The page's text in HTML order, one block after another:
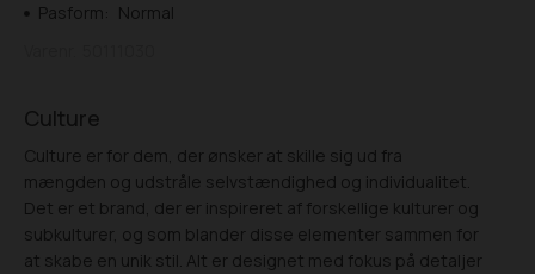
Pasform:
Normal
Culture
Culture er for dem, der ønsker at skille sig ud fra
mængden og udstråle selvstændighed og individualitet.
Det er et brand, der er inspireret af forskellige kulturer og
subkulturer, og som blander disse elementer sammen for
at skabe en unik stil. Alt er designet med fokus på detaljer